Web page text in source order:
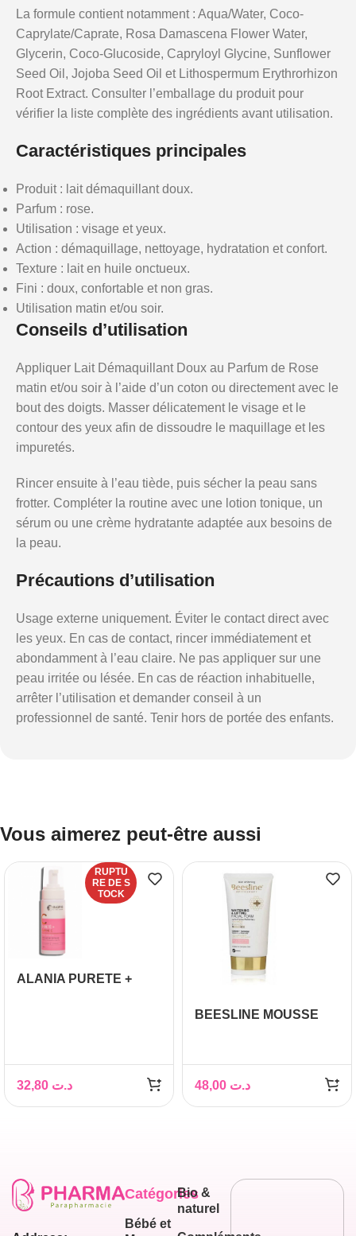
La formule contient notamment : Aqua/Water, Coco-
Caprylate/Caprate, Rosa Damascena Flower Water,
Glycerin, Coco-Glucoside, Capryloyl Glycine, Sunflower
Seed Oil, Jojoba Seed Oil et Lithospermum Erythrorhizon
Root Extract. Consulter l’emballage du produit pour
vérifier la liste complète des ingrédients avant utilisation.
Caractéristiques principales
Produit : lait démaquillant doux.
Parfum : rose.
Utilisation : visage et yeux.
Action : démaquillage, nettoyage, hydratation et confort.
Texture : lait en huile onctueux.
Fini : doux, confortable et non gras.
Utilisation matin et/ou soir.
Conseils d’utilisation
Appliquer Lait Démaquillant Doux au Parfum de Rose
matin et/ou soir à l’aide d’un coton ou directement avec le
bout des doigts. Masser délicatement le visage et le
contour des yeux afin de dissoudre le maquillage et les
impuretés.
Rincer ensuite à l’eau tiède, puis sécher la peau sans
frotter. Compléter la routine avec une lotion tonique, un
sérum ou une crème hydratante adaptée aux besoins de
la peau.
Précautions d’utilisation
Usage externe uniquement. Éviter le contact direct avec
les yeux. En cas de contact, rincer immédiatement et
abondamment à l’eau claire. Ne pas appliquer sur une
peau irritée ou lésée. En cas de réaction inhabituelle,
arrêter l’utilisation et demander conseil à un
professionnel de santé. Tenir hors de portée des enfants.
Vous aimerez peut-être aussi
RUPTU
RE DE S
TOCK
ALANIA PURETE +
د.ت
BEESLINE MOUSSE
LIFTING 150ML
د.ت
Catégories
Bébé et
Bio &
naturel